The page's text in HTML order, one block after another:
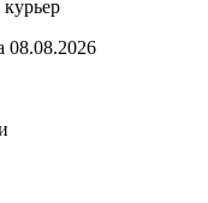
08.08.2026